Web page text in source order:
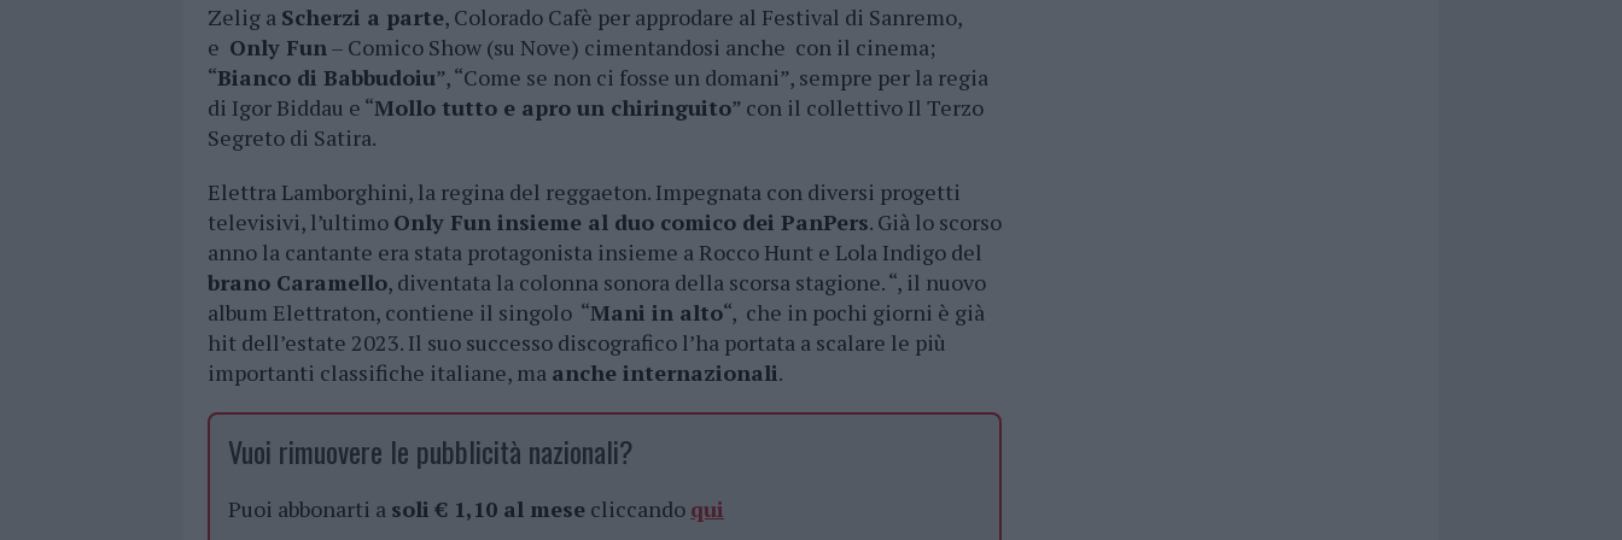
Zelig a Scherzi a parte, Colorado Cafè per approdare al Festival di Sanremo,
e Only Fun– Comico Show (su Nove) cimentandosi anche con il cinema;
“Bianco di Babbudoiu”, “Come se non ci fosse un domani”, sempre per la regia
di Igor Biddau e “Mollo tutto e apro un chiringuito” con il collettivo Il Terzo
Segreto di Satira.
Elettra Lamborghini, la regina del reggaeton. Impegnata con diversi progetti
televisivi, l’ultimo Only Fun insieme al duo comico dei PanPers. Già lo scorso
anno la cantante era stata protagonista insieme a Rocco Hunt e Lola Indigo del
brano Caramello, diventata la colonna sonora della scorsa stagione. “, il nuovo
album Elettraton, contiene il singolo “Mani in alto“, che in pochi giorni è già
hit dell’estate 2023. Il suo successo discografico l’ha portata a scalare le più
importanti classifiche italiane, ma anche internazionali.
Vuoi rimuovere le pubblicità nazionali?
Puoi abbonarti a soli € 1,10 al mese cliccando qui